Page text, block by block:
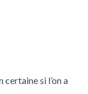
si l’on a